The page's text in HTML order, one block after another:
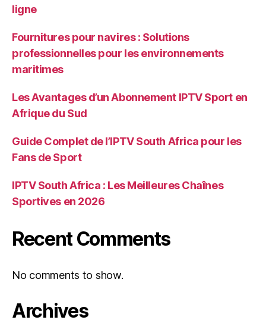
ligne
Fournitures pour navires : Solutions
professionnelles pour les environnements
maritimes
Les Avantages d’un Abonnement IPTV Sport en
Afrique du Sud
Guide Complet de l’IPTV South Africa pour les
Fans de Sport
IPTV South Africa : Les Meilleures Chaînes
Sportives en 2026
Recent Comments
No comments to show.
Archives